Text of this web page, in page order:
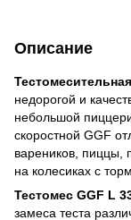
Описание
недорогой и
небольшой
скоростной GGF
вареников, пиццы,
на колесиках с
Тестомес GGF L
замеса теста